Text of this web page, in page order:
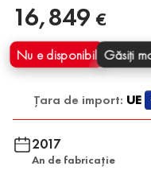
16,849 €
Nu e disponibil Găsiți
Țara de import: UE
2017
An de fabricație